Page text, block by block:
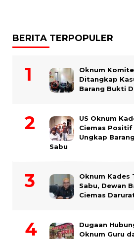
BERITA TERPOPULER
Oknum
Ditangkap
Barang Bukti
US Oknum
Ciemas
Ungkap
Sabu
Oknum Kades
Sabu, Dewan
Ciemas
Dugaan
Oknum Guru